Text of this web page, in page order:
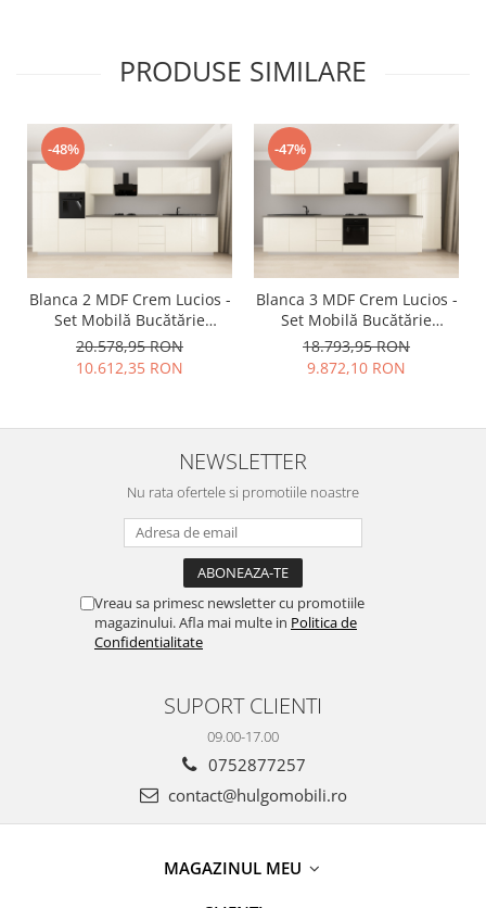
Hulgo Mobili
Hulgo Mobili
PRODUSE SIMILARE
-48%
Blanca 2 MDF Crem Lucios -
Set Mobilă Bucătărie
Modulară Modernă MDF
4.2m Premium
Configurabilă deschidere
20.578,95 RON
10.612,35 RON
-47%
Blanca 3 MDF Crem Lucios -
Set Mobilă Bucătărie
Modulară Modernă MDF
4.2m Premium
Configurabilă deschidere
18.793,95 RON
9.872,10 RON
NEWSLETTER
Nu rata ofertele si promotiile noastre
Vreau sa primesc newsletter cu promotiile
magazinului. Afla mai multe in Politica de
Confidentialitate
SUPORT CLIENTI
09.00-17.00
0752877257
contact@hulgomobili.ro
MAGAZINUL MEU